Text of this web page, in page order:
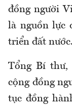
đồng người
là nguồn lực
triển đất nước.
Tổng Bí thư,
cộng đồng
tục đồng